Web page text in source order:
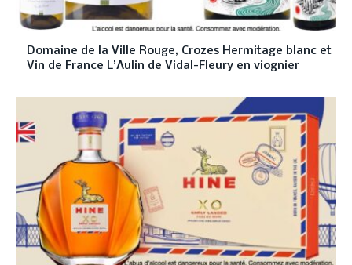
Domaine de la Ville Rouge, Crozes Hermitage blanc et
Vin de France L’Aulin de Vidal-Fleury en viognier